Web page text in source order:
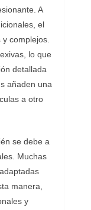
A
el
complejos.
lo que
detallada
añaden una
a otro
se debe a
Muchas
manera,
y